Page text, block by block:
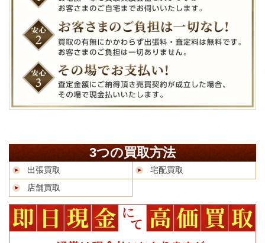
3つの買取方法
出張買取
宅配買取
店舗買取